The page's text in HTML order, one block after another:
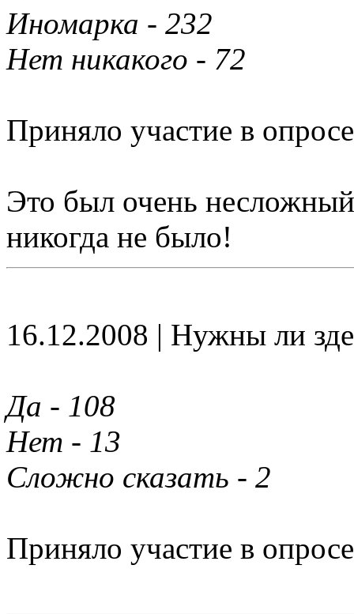
Иномарка - 232
Нет никакого - 72
Приняло участие в
Это был очень
никогда не было!
16.12.2008 | Нужны ли
Да - 108
Нет - 13
Сложно сказать - 2
Приняло участие в